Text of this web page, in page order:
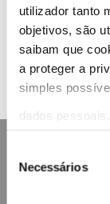
utilizador tanto
objetivos, são
saibam que
a proteger a
simples
dados
Necessários
Inscrição na Lista